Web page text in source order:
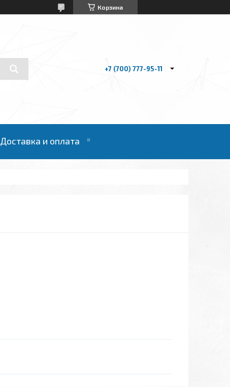
Корзина
+7 (700) 777-95-11
Доставка и оплата